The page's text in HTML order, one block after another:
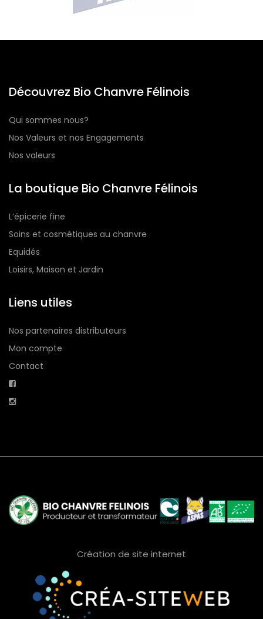
Découvrez Bio Chanvre Félinois
Qui sommes nous?
Nos Valeurs et nos Engagements
Nos valeurs
La boutique Bio Chanvre Félinois
L’épicerie fine
Soins et cosmétiques au chanvre
Equidés
Loisirs, Maison et Jardin
Liens utiles
Nos partenaires distributeurs
Mon compte
Contact
Création de site internet